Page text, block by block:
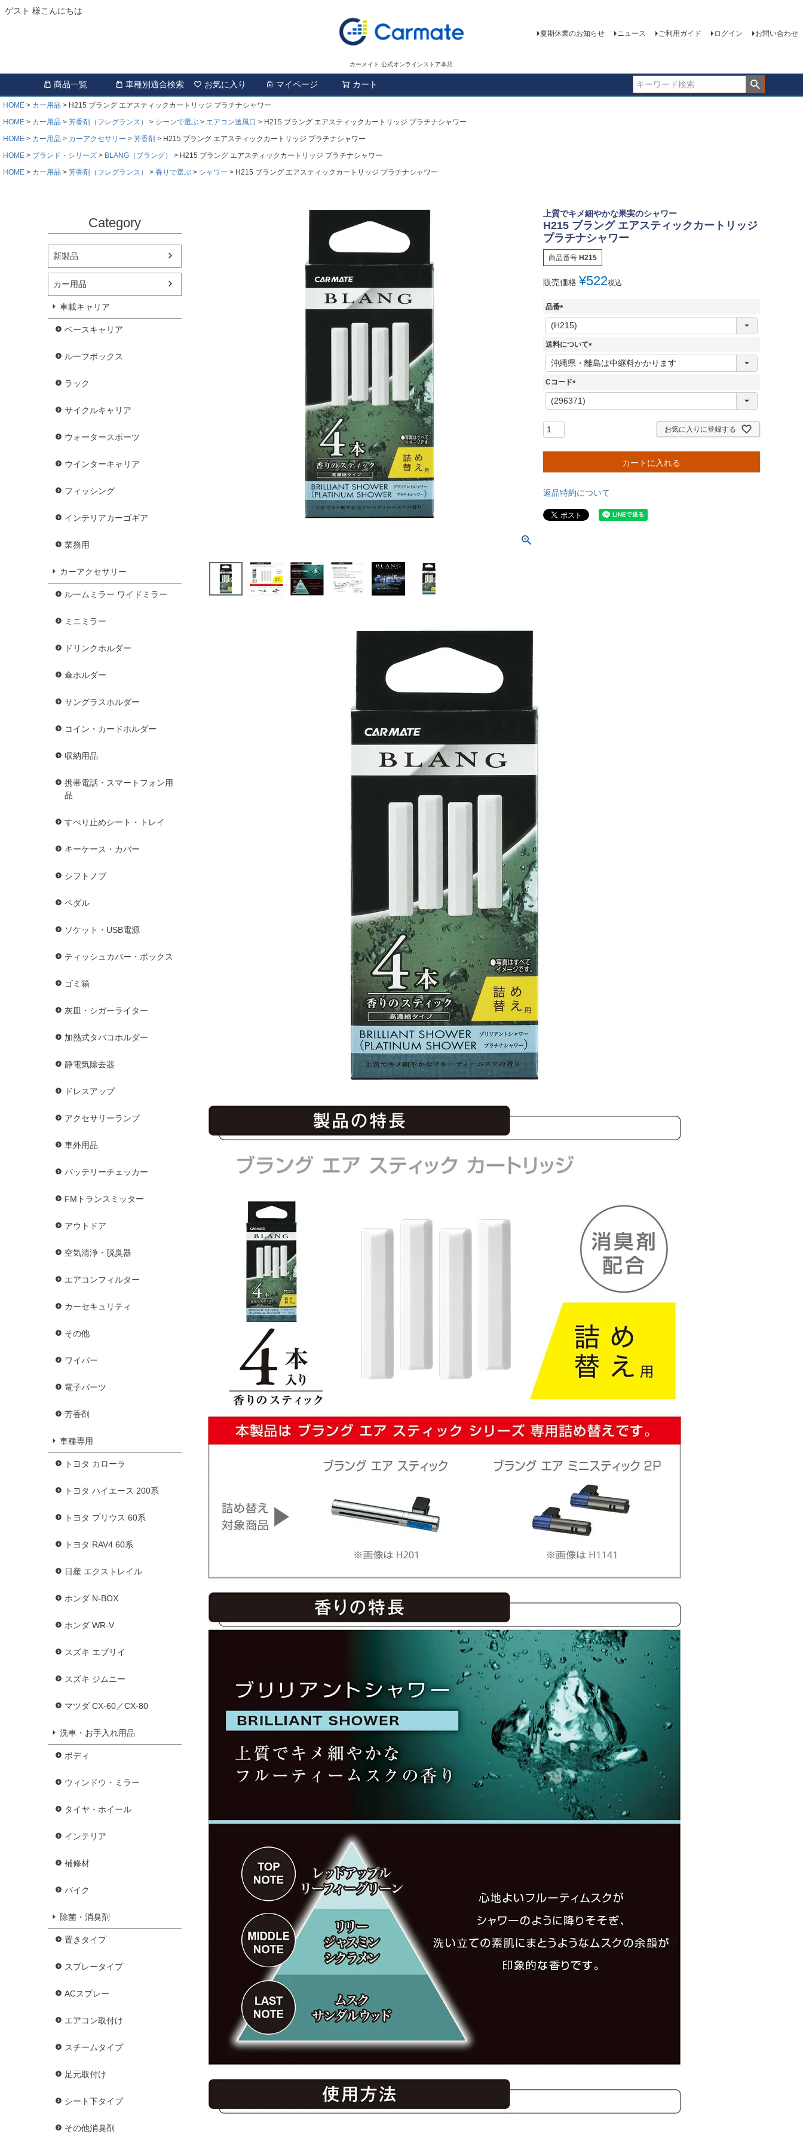
ゲスト 様こんにちは
カーメイト 公式オンラインストア本店
夏期休業のお知らせ ニュース ご利用ガイド ログイン お問い合わせ
商品一覧 車種別適合検索 お気に入り マイページ カート
HOME カー用品
H215 ブラング エアスティックカートリッジ プラチナシャワー
HOME
カー用品 芳香剤（フレグランス） シーンで選ぶ エアコン送風口
H215 ブラング エアスティックカートリッジ プラチナシャワー
HOME
カー用品 カーアクセサリー 芳香剤
H215 ブラング エアスティックカートリッジ プラチナシャワー
HOME
ブランド・シリーズ BLANG（ブラング）
H215 ブラング エアスティックカートリッジ プラチナシャワー
HOME
カー用品 芳香剤（フレグランス） 香りで選ぶ シャワー H215 ブラング エアスティックカートリッジ プラチナシャワー
Category
新製品
カー用品
車載キャリア
ベースキャリア
ルーフボックス
ラック
サイクルキャリア
ウォータースポーツ
ウインターキャリア
フィッシング
インテリアカーゴギア
業務用
カーアクセサリー
ルームミラー ワイドミラー
ミニミラー
ドリンクホルダー
傘ホルダー
サングラスホルダー
コイン・カードホルダー
収納用品
携帯電話・スマートフォン用
品
すべり止めシート・トレイ
キーケース・カバー
シフトノブ
ペダル
ソケット・USB電源
ティッシュカバー・ボックス
ゴミ箱
灰皿・シガーライター
加熱式タバコホルダー
静電気除去器
ドレスアップ
アクセサリーランプ
車外用品
バッテリーチェッカー
FMトランスミッター
アウトドア
空気清浄・脱臭器
エアコンフィルター
カーセキュリティ
その他
ワイパー
電子パーツ
芳香剤
車種専用
トヨタ カローラ
トヨタ ハイエース 200系
トヨタ プリウス 60系
トヨタ RAV4 60系
日産 エクストレイル
ホンダ N-BOX
ホンダ WR-V
スズキ エブリイ
スズキ ジムニー
マツダ CX-60／CX-80
洗車・お手入れ用品
ボディ
ウィンドウ・ミラー
タイヤ・ホイール
インテリア
補修材
バイク
除菌・消臭剤
置きタイプ
スプレータイプ
ACスプレー
エアコン取付け
スチームタイプ
足元取付け
シート下タイプ
その他消臭剤
上質でキメ細やかな果実のシャワー
H215 ブラング エアスティックカートリッジ
プラチナシャワー
商品番号 H215
販売価格 ¥522税込
品番
(
必
須
送料について
(
必
Cコード
(
必
お気に入りに登録する
カートに入れる
返品特約について